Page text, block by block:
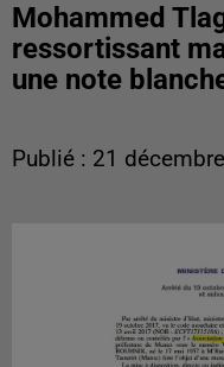
Mohammed
ressortissant
une note
Publié : 21